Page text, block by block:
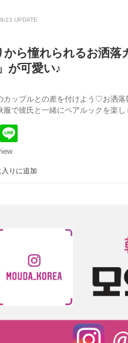
23 UPDATE
から憧れられるお洒
が可愛い♪
カップルとの差を付けよう♡お洒
服で彼氏と一緒にペアルックを楽し
入りに追加